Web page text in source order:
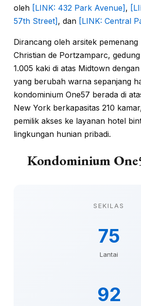
oleh [LINK: 432 Park Avenue],
57th Street], dan [LINK: Central
Dirancang oleh arsitek
Christian de Portzamparc,
1.005 kaki di atas Midtown
yang berubah warna sepanjang
kondominium One57 berada di
New York berkapasitas 210
pemilik akses ke layanan hotel
lingkungan hunian pribadi.
Kondominium
SEKILAS
75
Lantai
92